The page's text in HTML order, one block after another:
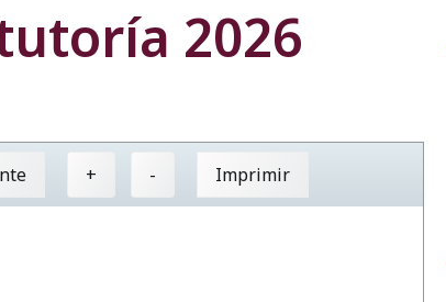
2026
+ - Imprimir